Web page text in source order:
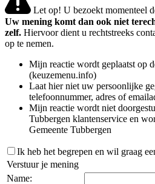
Let op! U bezoekt momenteel
Uw mening komt dan ook niet
zelf. Hiervoor dient u rechtstreeks
op te nemen.
Mijn reactie wordt geplaatst op
(keuzemenu.info)
Laat hier niet uw persoonlijke
telefoonnummer, adres of
Mijn reactie wordt niet
Tubbergen klantenservice en
Gemeente Tubbergen
Ik heb het begrepen en wil graag
Verstuur je mening
Name: